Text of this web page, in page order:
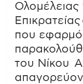
Ολομέλειας
που
του Νίκου